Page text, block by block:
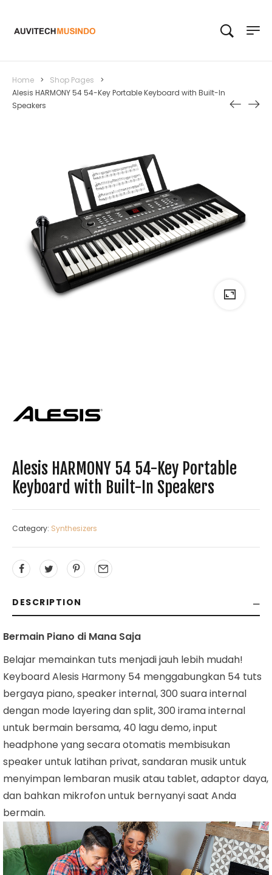
Home > Shop Pages
>
Alesis HARMONY 54 54-Key Portable Keyboard with Built-In
Speakers
Alesis HARMONY 54 54-Key Portable
Keyboard with Built-In Speakers
Category: Synthesizers
DESCRIPTION
Bermain Piano di Mana Saja
Belajar memainkan tuts menjadi jauh lebih mudah!
Keyboard Alesis Harmony 54 menggabungkan 54 tuts
bergaya piano, speaker internal, 300 suara internal
dengan mode layering dan split, 300 irama internal
untuk bermain bersama, 40 lagu demo, input
headphone yang secara otomatis membisukan
speaker untuk latihan privat, sandaran musik untuk
menyimpan lembaran musik atau tablet, adaptor daya,
dan bahkan mikrofon untuk bernyanyi saat Anda
bermain.